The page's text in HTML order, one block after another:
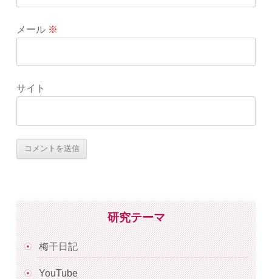
メール ※
サイト
研究テーマ
梅干日記
YouTube